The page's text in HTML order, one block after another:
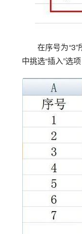
在序号为
中挑选“插入”选